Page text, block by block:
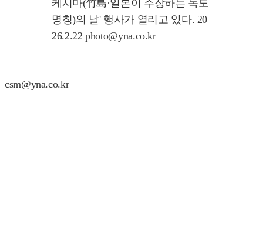
케시마(竹島·일본이 주장하는 독도
명칭)의 날' 행사가 열리고 있다. 20
26.2.22 photo@yna.co.kr
csm@yna.co.kr